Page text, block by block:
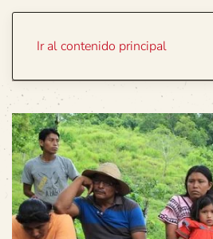
Ir al contenido principal